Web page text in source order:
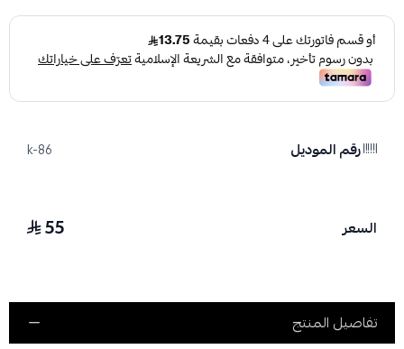
رقم الموديل k-86
السعر 55
تفاصيل المنتج